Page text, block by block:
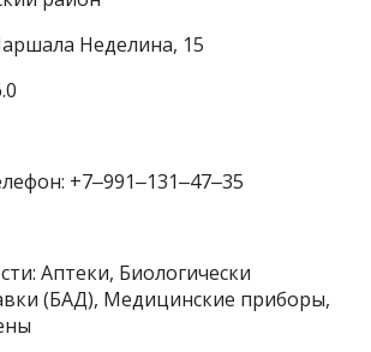
Неделина, 15
+7‒991‒131‒47‒35
Аптеки, Биологически
(БАД), Медицинские приборы,